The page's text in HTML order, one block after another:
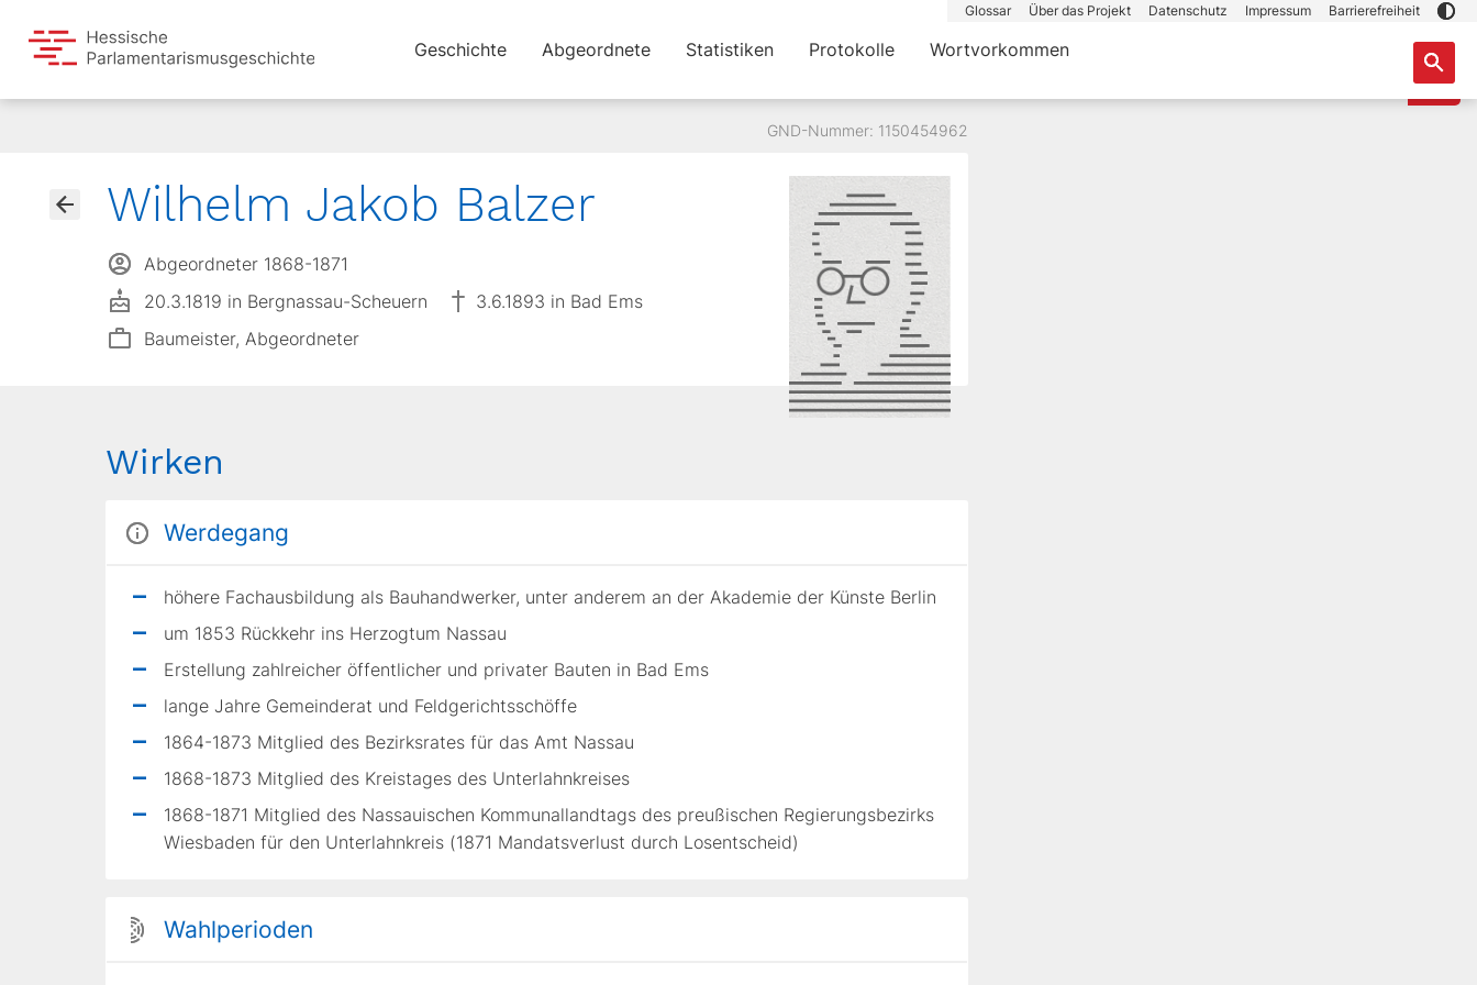
Glossar Über das Projekt Datenschutz Impressum Barrierefreiheit
Geschichte Abgeordnete Statistiken Protokolle Wortvorkommen
GND-Nummer: 1150454962
Wilhelm Jakob Balzer
Abgeordneter 1868-1871
20.3.1819 in Bergnassau-Scheuern
3.6.1893 in Bad Ems
Baumeister, Abgeordneter
Wirken
Werdegang
höhere Fachausbildung als Bauhandwerker, unter anderem an der Akademie der Künste Berlin
um 1853 Rückkehr ins Herzogtum Nassau
Erstellung zahlreicher öffentlicher und privater Bauten in Bad Ems
lange Jahre Gemeinderat und Feldgerichtsschöffe
1864-1873 Mitglied des Bezirksrates für das Amt Nassau
1868-1873 Mitglied des Kreistages des Unterlahnkreises
1868-1871 Mitglied des Nassauischen Kommunallandtags des preußischen Regierungsbezirks
Wiesbaden für den Unterlahnkreis (1871 Mandatsverlust durch Losentscheid)
Wahlperioden